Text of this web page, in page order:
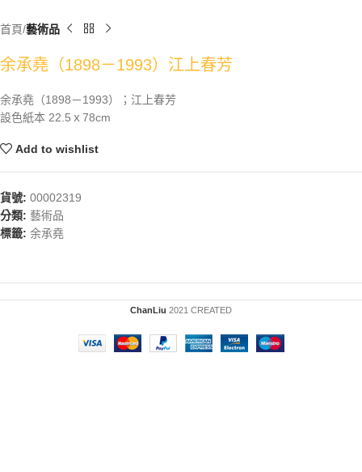
首頁 藝術品
余承堯（1898－1993）江上春芳
余承堯（1898－1993）；江上春芳
設色紙本 22.5ｘ78cm
Add to wishlist
貨號: 00002319
分類: 藝術品
標籤: 余承堯
ChanLiu 2021 CREATED